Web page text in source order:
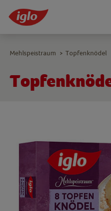
Mehlspeistraum > Topfenknödel